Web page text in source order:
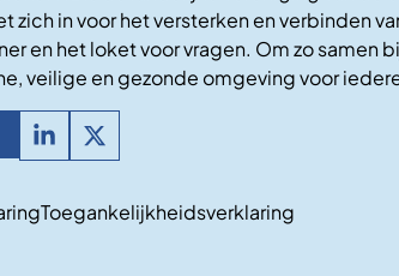
zich in voor het versterken en verbinden
en het loket voor vragen. Om zo samen
veilige en gezonde omgeving voor
Toegankelijkheidsverklaring